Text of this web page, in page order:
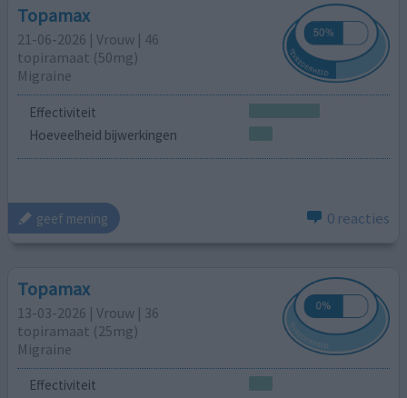
Topamax
21-06-2026 | Vrouw | 46
topiramaat (50mg)
Migraine
Effectiviteit
Hoeveelheid bijwerkingen
geef mening 0 reacties
Topamax
13-03-2026 | Vrouw | 36
topiramaat (25mg)
Migraine
Effectiviteit